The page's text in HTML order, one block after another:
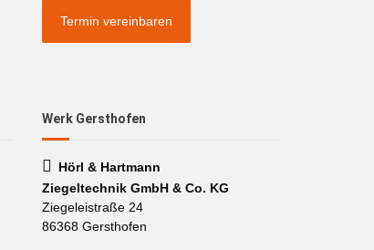
Termin vereinbaren
Werk Gersthofen
Hörl & Hartmann
Ziegeltechnik GmbH & Co. KG
Ziegeleistraße 24
86368 Gersthofen